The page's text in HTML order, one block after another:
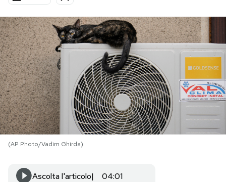
Economia
Sport
Mondiali calcio 2026
PODCAST
NEWSLETTER
I MIEI PREFERITI
(AP Photo/Vadim Ghirda)
Ascolta l'articolo 04:01